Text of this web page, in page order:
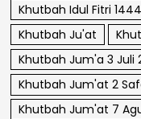
Khutbah Idul Fitri
Khutbah Ju'at
Khutbah Jum'a 3 Juli
Khutbah Jum'at 2
Khutbah Jum'at 7